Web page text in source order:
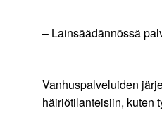
– Lainsäädännössä
Vanhuspalveluiden
häiriötilanteisiin, kuten